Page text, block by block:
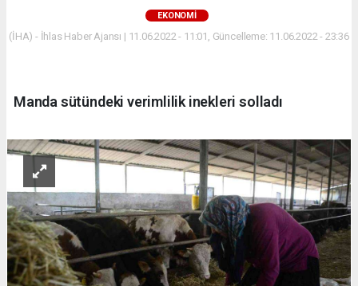
EKONOMİ
(İHA) - İhlas Haber Ajansı | 11.06.2022 - 11:01, Güncelleme: 11.06.2022 - 23:36
Manda sütündeki verimlilik inekleri solladı